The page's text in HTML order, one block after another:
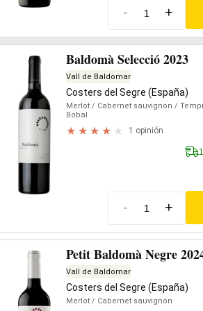
- +
Baldomà Selecció 2023
Vall de Baldomar
Costers del Segre (España)
Merlot / Cabernet sauvignon /
Bobal
1 opinión
- +
Petit Baldomà Negre
Vall de Baldomar
Costers del Segre (España)
Merlot / Cabernet sauvignon